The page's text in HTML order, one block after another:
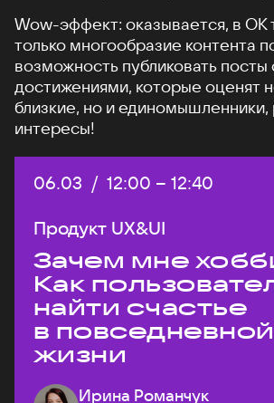
Wow-эффект: оказывается, в ОК
только многообразие контента
возможность публиковать
достижениями, которые оценят
близкие, но и
интересы!
Дата:
06.03 / Начало:
12:00 – Конец:
12:40
Продукт UX&UI
Зачем мне
Как
найти счастье
в повседневной
жизни
Ирина Романчук